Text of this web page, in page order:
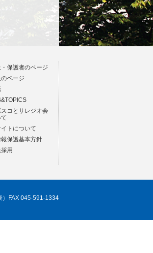
保護者のページ
ページ
スコとサレジオ会
トについて
保護基本方針
用
FAX 045-591-1334